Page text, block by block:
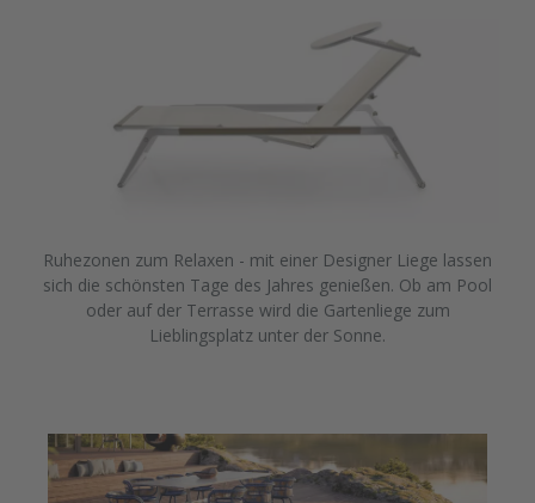
Ruhezonen zum Relaxen - mit einer Designer Liege lassen
sich die schönsten Tage des Jahres genießen. Ob am Pool
oder auf der Terrasse wird die Gartenliege zum
Lieblingsplatz unter der Sonne.